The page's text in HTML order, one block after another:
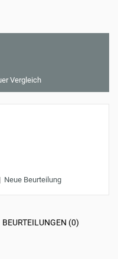
Vergleich
Neue Beurteilung
BEURTEILUNGEN (0)